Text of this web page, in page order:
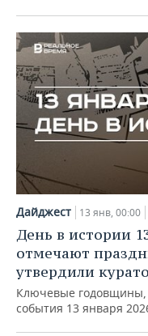
Дайджест 13 янв, 00:00
День в истории
отмечают
утвердили
Ключевые
события 13 января